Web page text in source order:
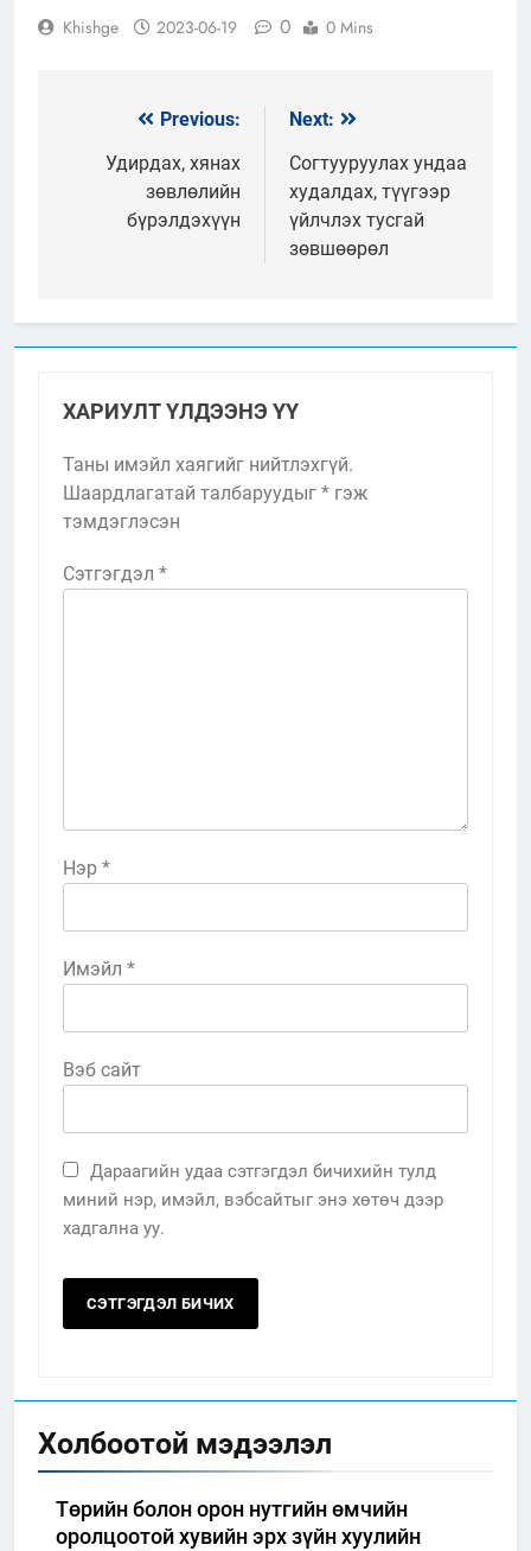
Khishge 2023-06-19 0 0 Mins
Мэдээний
цэс
Previous:
Удирдах, хянах
зөвлөлийн
бүрэлдэхүүн
Next:
Согтууруулах ундаа
худалдах, түүгээр
үйлчлэх тусгай
зөвшөөрөл
ХАРИУЛТ ҮЛДЭЭНЭ ҮҮ
Таны имэйл хаягийг нийтлэхгүй.
Шаардлагатай талбаруудыг * гэж
тэмдэглэсэн
Сэтгэгдэл *
Нэр *
Имэйл *
Вэб сайт
Дараагийн удаа сэтгэгдэл бичихийн тулд
миний нэр, имэйл, вэбсайтыг энэ хөтөч дээр
хадгална уу.
Холбоотой мэдээлэл
Төрийн болон орон нутгийн өмчийн
оролцоотой хувийн эрх зүйн хуулийн